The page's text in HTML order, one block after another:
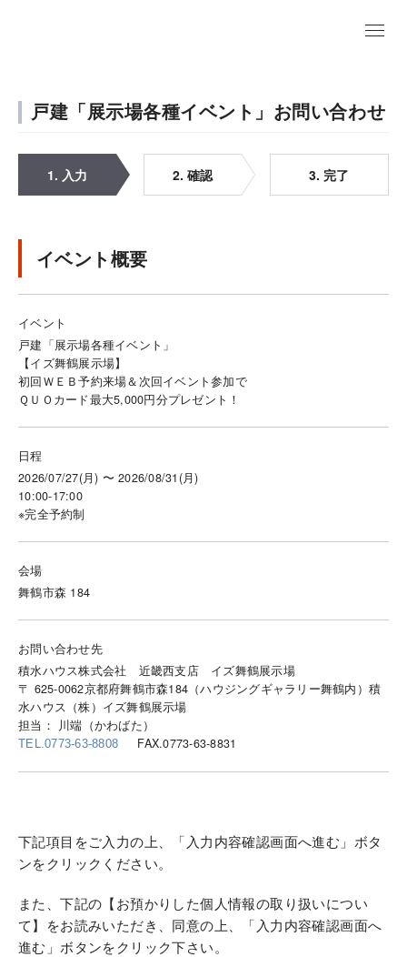
戸建「展示場各種イベント」お問い合わせ
1. 入力 2. 確認 3. 完了
イベント概要
イベント
戸建「展示場各種イベント」
【イズ舞鶴展示場】
初回ＷＥＢ予約来場＆次回イベント参加で
ＱＵＯカード最大5,000円分プレゼント！
日程
2026/07/27(月) 〜 2026/08/31(月)
10:00-17:00
※完全予約制
会場
舞鶴市森 184
お問い合わせ先
積水ハウス株式会社 近畿西支店 イズ舞鶴展示場
〒 625-0062京都府舞鶴市森184（ハウジングギャラリー舞鶴内）積
水ハウス（株）イズ舞鶴展示場
担当： 川端（かわばた）
TEL.0773-63-8808 FAX.0773-63-8831
下記項目をご入力の上、「入力内容確認画面へ進む」ボタ
ンをクリックください。
また、下記の【お預かりした個人情報の取り扱いについ
て】をお読みいただき、同意の上、「入力内容確認画面へ
進む」ボタンをクリック下さい。